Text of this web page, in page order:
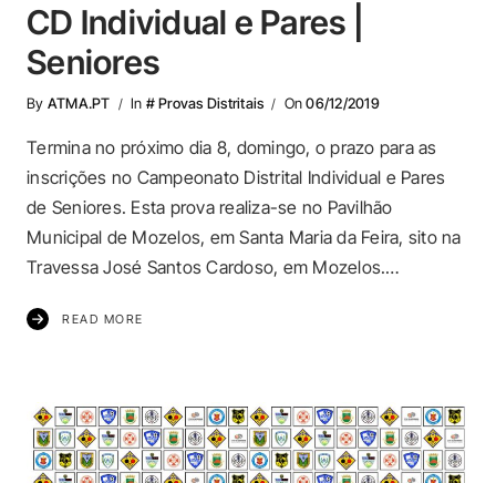
CD Individual e Pares |
Seniores
By ATMA.PT In # Provas Distritais On06/12/2019
Termina no próximo dia 8, domingo, o prazo para as
inscrições no Campeonato Distrital Individual e Pares
de Seniores. Esta prova realiza-se no Pavilhão
Municipal de Mozelos, em Santa Maria da Feira, sito na
Travessa José Santos Cardoso, em Mozelos.…
READ MORE